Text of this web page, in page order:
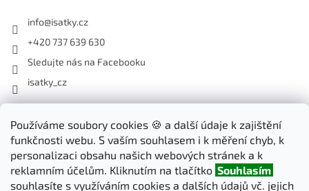
Používáme soubory cookies 🍪 a další údaje k zajištění
funkčnosti webu. S vaším souhlasem i k měření chyb, k
personalizaci obsahu našich webových stránek a k
reklamním účelům. Kliknutím na tlačítko Souhlasím
souhlasíte s využíváním cookies a dalších údajů vč. jejich
info@isatky.cz
+420 737 639 630
Sledujte nás na Facebooku
isatky_cz
Odebírat newsletter
Vložte svůj e-mail a my vám budeme zasílat informace o nových
produktech na našem e-shopu.